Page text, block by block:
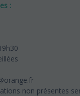
:
non présentes